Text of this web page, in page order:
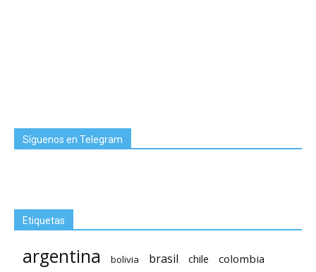
Síguenos en Telegram
Etiquetas
argentina bolivia brasil chile colombia